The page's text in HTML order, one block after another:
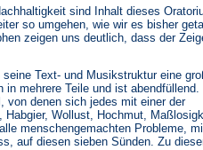
sind Inhalt dieses
so umgehen, wie wir es bisher
zeigen uns deutlich, dass der
Text- und Musikstruktur eine
mehrere Teile und ist abendfüllend.
von denen sich jedes mit einer der
Wollust, Hochmut,
menschengemachten Probleme,
auf diesen sieben Sünden. Zu